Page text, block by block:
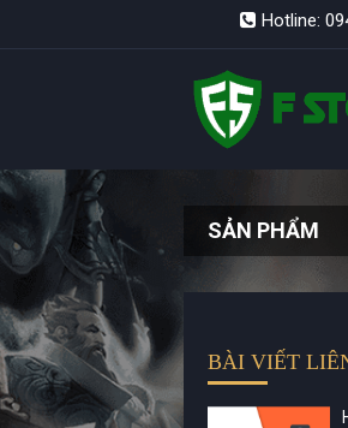
Hotline:
SẢN PHẨM
BÀI VIẾT